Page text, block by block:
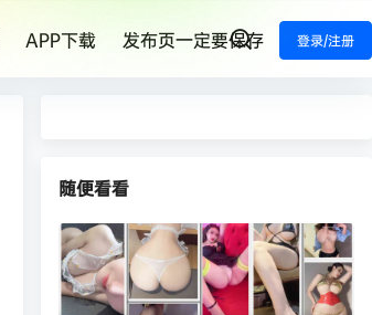
登录/注册
APP下载 发布页一定要保存
随便看看